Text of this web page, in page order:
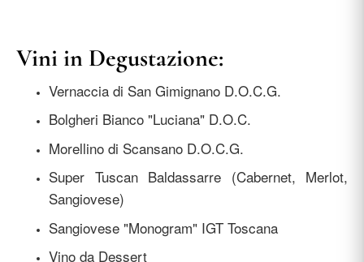
Vini in Degustazione:
Vernaccia di San Gimignano D.O.C.G.
Bolgheri Bianco "Luciana" D.O.C.
Morellino di Scansano D.O.C.G.
Super Tuscan Baldassarre (Cabernet, Merlot,
Sangiovese)
Sangiovese "Monogram" IGT Toscana
Vino da Dessert